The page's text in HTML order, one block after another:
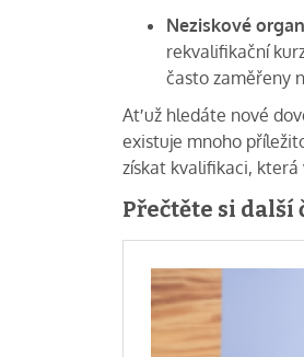
Neziskové
rekvalifikační
často zaměřeny
Ať už hledáte nové
existuje mnoho
získat kvalifikaci, která
Přečtěte si